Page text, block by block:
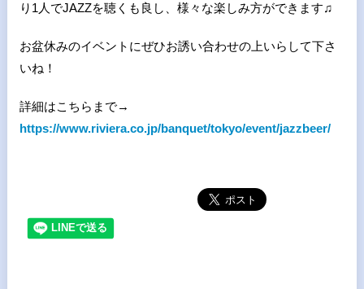
り 1 人でJAZZを聴くも良し、様々な楽しみ方ができます♫
お盆休みのイベントにぜひお誘い合わせの上いらして下さ
いね！
詳細はこちらまで→
https://www.riviera.co.jp/banquet/tokyo/event/jazzbeer/